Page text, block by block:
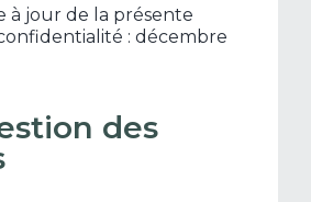
à jour de la présente
: décembre
des